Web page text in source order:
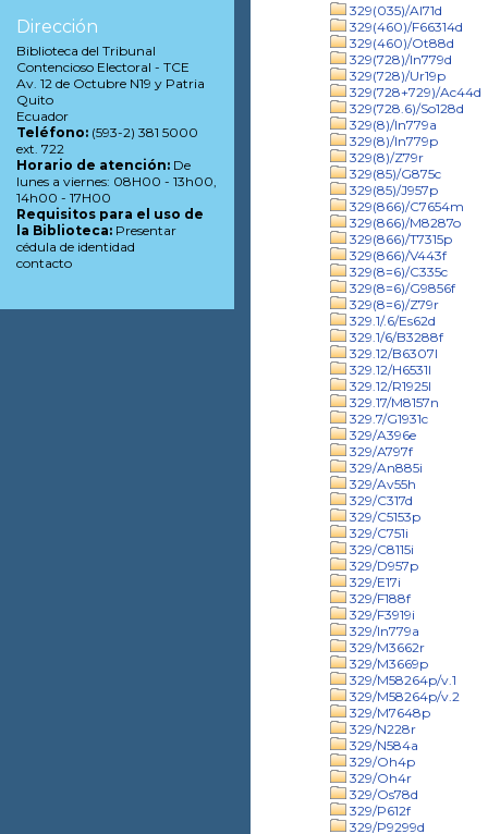
329(035)/Al71d
329(460)/F66314d
329(460)/Ot88d
329(728)/In779d
329(728)/Ur19p
329(728+729)/Ac44d
329(728.6)/So128d
329(8)/In779a
329(8)/In779p
329(8)/Z79r
329(85)/G875c
329(85)/J957p
329(866)/C7654m
329(866)/M8287o
329(866)/T7315p
329(866)/V443f
329(8=6)/C335c
329(8=6)/G9856f
329(8=6)/Z79r
329.1/.6/Es62d
329.1/6/B3288f
329.12/B6307l
329.12/H6531l
329.12/R1925l
329.17/M8157n
329.7/G1931c
329/A396e
329/A797f
329/An885i
329/Av55h
329/C317d
329/C5153p
329/C751i
329/C8115i
329/D957p
329/E17i
329/F188f
329/F3919i
329/In779a
329/M3662r
329/M3669p
329/M58264p/v.1
329/M58264p/v.2
329/M7648p
329/N228r
329/N584a
329/Oh4p
329/Oh4r
329/Os78d
329/P612f
329/P9299d
Dirección
Biblioteca del Tribunal
Contencioso Electoral - TCE
Av. 12 de Octubre N19 y Patria
Quito
Ecuador
Teléfono: (593-2) 381 5000
ext. 722
Horario de atención: De
lunes a viernes: 08H00 - 13h00,
14h00 - 17H00
Requisitos para el uso de
la Biblioteca: Presentar
cédula de identidad
contacto